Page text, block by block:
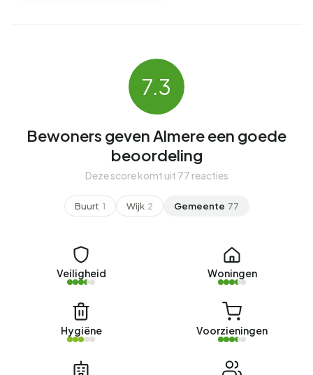
7.3
Bewoners geven Almere een goede
beoordeling
Deze score komt uit 77 reacties
Buurt 1 Wijk 2 Gemeente 77
Veiligheid Woningen
Hygiëne Voorzieningen